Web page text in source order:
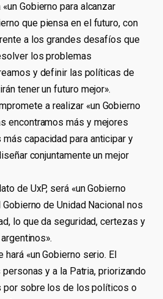
Gobierno para alcanzar
que piensa en el futuro, con
a los grandes desafíos que
los problemas
y definir las políticas de
tener un futuro mejor».
a realizar «un Gobierno
encontramos más y mejores
capacidad para anticipar y
conjuntamente un mejor
de UxP, será «un Gobierno
de Unidad Nacional nos
lo que da seguridad, certezas y
hará «un Gobierno serio. El
y a la Patria, priorizando
sobre los de los políticos o